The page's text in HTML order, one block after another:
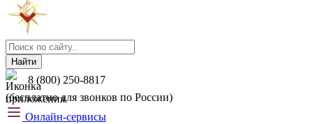
Найти
8 (800) 250-8817
(бесплатно для звонков по России)
Онлайн-сервисы